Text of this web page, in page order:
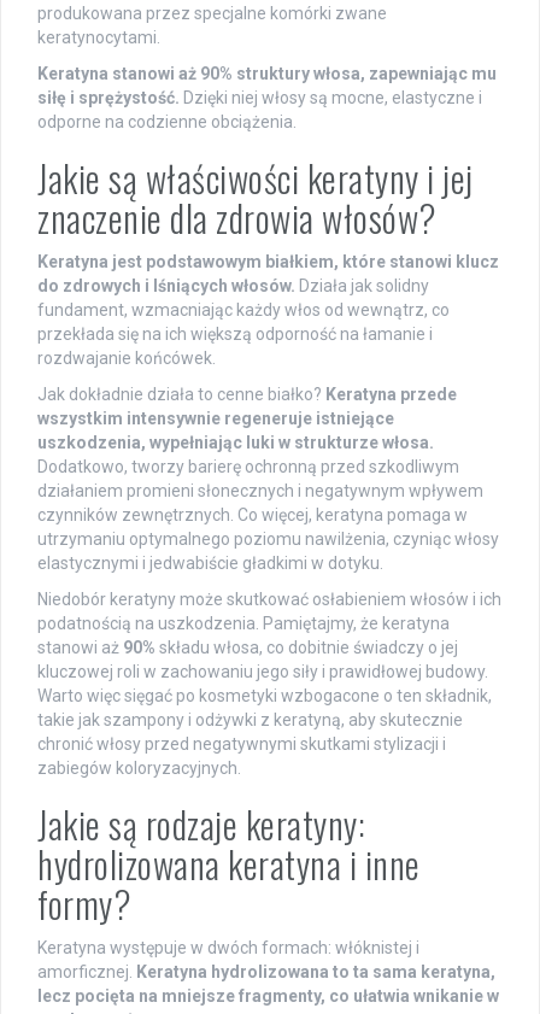
produkowana przez specjalne komórki zwane
keratynocytami.
Keratyna stanowi aż 90% struktury włosa, zapewniając mu
siłę i sprężystość. Dzięki niej włosy są mocne, elastyczne i
odporne na codzienne obciążenia.
Jakie są właściwości keratyny i jej
znaczenie dla zdrowia włosów?
Keratyna jest podstawowym białkiem, które stanowi klucz
do zdrowych i lśniących włosów. Działa jak solidny
fundament, wzmacniając każdy włos od wewnątrz, co
przekłada się na ich większą odporność na łamanie i
rozdwajanie końcówek.
Jak dokładnie działa to cenne białko? Keratyna przede
wszystkim intensywnie regeneruje istniejące
uszkodzenia, wypełniając luki w strukturze włosa.
Dodatkowo, tworzy barierę ochronną przed szkodliwym
działaniem promieni słonecznych i negatywnym wpływem
czynników zewnętrznych. Co więcej, keratyna pomaga w
utrzymaniu optymalnego poziomu nawilżenia, czyniąc włosy
elastycznymi i jedwabiście gładkimi w dotyku.
Niedobór keratyny może skutkować osłabieniem włosów i ich
podatnością na uszkodzenia. Pamiętajmy, że keratyna
stanowi aż 90% składu włosa, co dobitnie świadczy o jej
kluczowej roli w zachowaniu jego siły i prawidłowej budowy.
Warto więc sięgać po kosmetyki wzbogacone o ten składnik,
takie jak szampony i odżywki z keratyną, aby skutecznie
chronić włosy przed negatywnymi skutkami stylizacji i
zabiegów koloryzacyjnych.
Jakie są rodzaje keratyny:
hydrolizowana keratyna i inne
formy?
Keratyna występuje w dwóch formach: włóknistej i
amorficznej.
Keratyna hydrolizowana to ta sama keratyna,
lecz pocięta na mniejsze fragmenty, co ułatwia wnikanie w